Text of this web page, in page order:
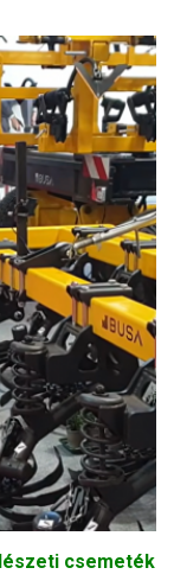
csemeték